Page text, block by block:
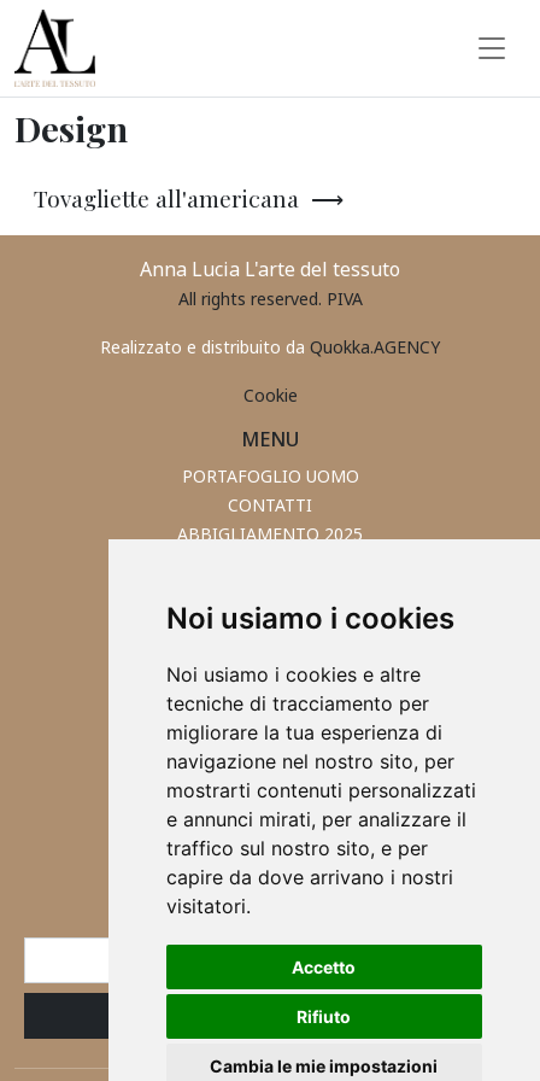
Noi usiamo i cookies
Noi usiamo i cookies e altre
tecniche di tracciamento per
migliorare la tua esperienza di
navigazione nel nostro sito, per
mostrarti contenuti personalizzati
e annunci mirati, per analizzare il
traffico sul nostro sito, e per
capire da dove arrivano i nostri
visitatori.
Accetto
Rifiuto
Cambia le mie impostazioni
Design
|
Anna
Lucia
L'Arte
del
Design
Tovagliette all'americana ⟶
Anna Lucia L'arte del tessuto
All rights reserved. PIVA
Realizzato e distribuito da Quokka.AGENCY
Cookie
MENU
PORTAFOGLIO UOMO
CONTATTI
ABBIGLIAMENTO 2025
SCRUNCHIES
DESIGN
BORSE
ABBIGLIAMENTO
SCALDA COLLO
SCIARPE
CORSI & WORKSHOP
NEWSLETTER
alla
newsletter